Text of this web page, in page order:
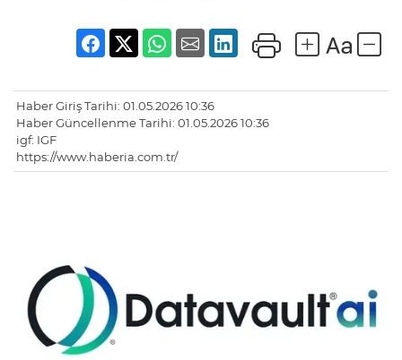
Haber Giriş Tarihi: 01.05.2026 10:36
Haber Güncellenme Tarihi: 01.05.2026 10:36
igf: IGF
https://www.haberia.com.tr/